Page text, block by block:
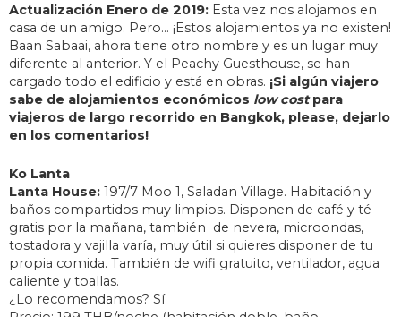
Actualización Enero de 2019: Esta vez nos alojamos en
casa de un amigo. Pero… ¡Estos alojamientos ya no existen!
Baan Sabaai, ahora tiene otro nombre y es un lugar muy
diferente al anterior. Y el Peachy Guesthouse, se han
cargado todo el edificio y está en obras. ¡Si algún viajero
sabe de alojamientos económicos low costpara
viajeros de largo recorrido en Bangkok, please, dejarlo
en los comentarios!
Ko Lanta
Lanta House: 197/7 Moo 1, Saladan Village. Habitación y
baños compartidos muy limpios. Disponen de café y té
gratis por la mañana, también de nevera, microondas,
tostadora y vajilla varía, muy útil si quieres disponer de tu
propia comida. También de wifi gratuito, ventilador, agua
caliente y toallas.
¿Lo recomendamos? Sí